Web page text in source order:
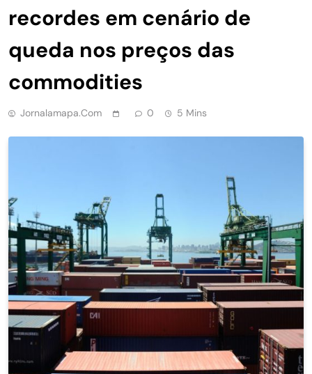
recordes em cenário de
queda nos preços das
commodities
Jornalamapa.com 0 5 Mins